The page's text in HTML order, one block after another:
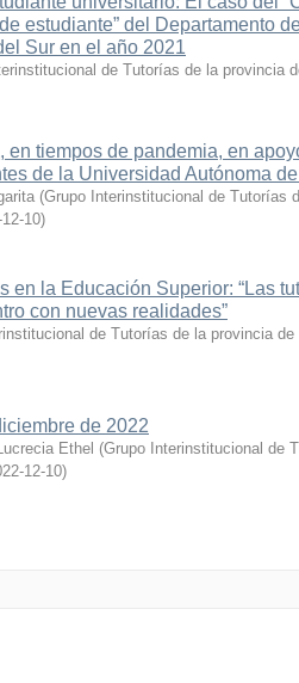
estudiante” del Departamento
Sur en el año 2021
de Tutorías de la provincia
en tiempos de pandemia, en
de la Universidad Autónoma
(Grupo Interinstitucional de Tutorías
10)
en la Educación Superior: “Las
con nuevas realidades”
de Tutorías de la provincia
de 2022
Ethel (Grupo Interinstitucional de
12-10)